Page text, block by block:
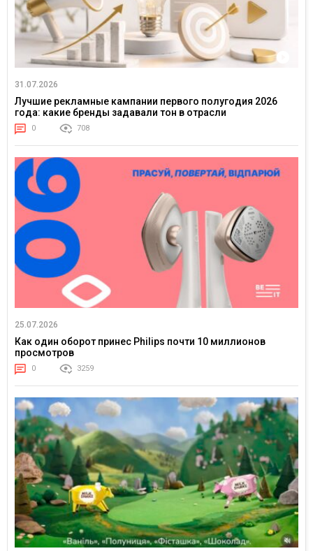
31.07.2026
Лучшие рекламные кампании первого полугодия 2026
года: какие бренды задавали тон в отрасли
0 708
25.07.2026
Как один оборот принес Philips почти 10 миллионов
просмотров
0 3259